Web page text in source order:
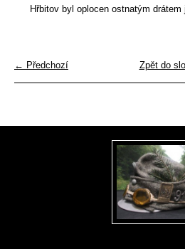
Hřbitov byl oplocen ostnatým
← Předchozí Zpět do